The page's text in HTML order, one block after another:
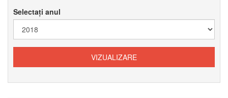
Selectați anul